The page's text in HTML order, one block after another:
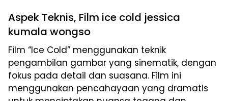
Aspek Teknis, Film ice cold jessica
kumala wongso
Film “Ice Cold” menggunakan teknik
pengambilan gambar yang sinematik, dengan
fokus pada detail dan suasana. Film ini
menggunakan pencahayaan yang dramatis